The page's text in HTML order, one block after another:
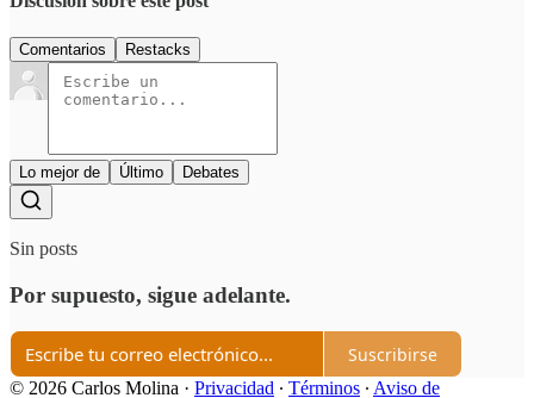
Comentarios Restacks
Lo mejor de Último Debates
Sin posts
Por supuesto, sigue adelante.
Suscribirse
© 2026 Carlos Molina · Privacidad ∙ Términos ∙ Aviso de